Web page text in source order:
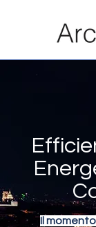
Il